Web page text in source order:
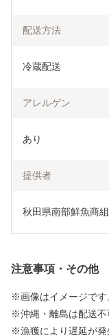
配送方法
冷蔵配送
アレルゲン
あり
提供者
秋田県南部鮮魚商
注意事項・その他
※画像はイメージです
※沖縄・離島は配送不
※漁獲により遅延が発